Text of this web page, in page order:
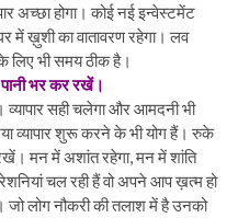
अच्छा होगा। कोई नई इन्वेस्टमेंट
में ख़ुशी का वातावरण रहेगा। लव
लिए भी समय ठीक है।
पानी भर कर रखें।
व्यापार सही चलेगा और आमदनी भी
व्यापार शुरू करने के भी योग हैं। रुके
मन में अशांत रहेगा, मन में शांति
चल रही हैं वो अपने आप ख़त्म हो
जो लोग नौकरी की तलाश में है उनको